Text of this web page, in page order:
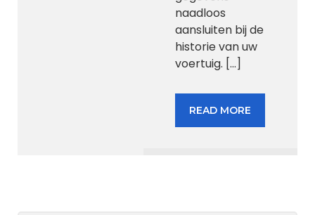
naadloos
aansluiten bij de
historie van uw
voertuig. […]
READ MORE